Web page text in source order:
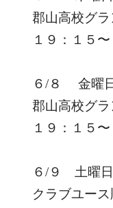
郡山高校グ
１９：１５
６/８ 金曜
郡山高校グ
１９：１５
６/９ 土曜日
クラブユー